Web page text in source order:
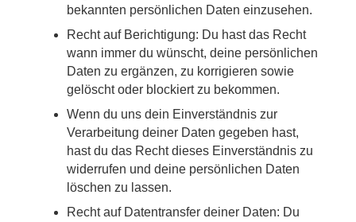
bekannten persönlichen Daten einzusehen.
Recht auf Berichtigung: Du hast das Recht
wann immer du wünscht, deine persönlichen
Daten zu ergänzen, zu korrigieren sowie
gelöscht oder blockiert zu bekommen.
Wenn du uns dein Einverständnis zur
Verarbeitung deiner Daten gegeben hast,
hast du das Recht dieses Einverständnis zu
widerrufen und deine persönlichen Daten
löschen zu lassen.
Recht auf Datentransfer deiner Daten: Du